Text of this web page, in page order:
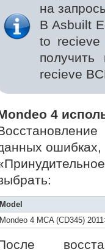
на
В Asbuilt
to recieve
recieve
4
ошибках,
Model
Mondeo 4 MCA (CD345)